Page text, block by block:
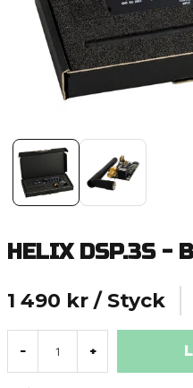
HELIX DSP.3S -
1 490 kr / Styck
- +